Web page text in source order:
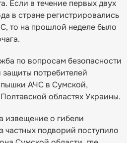
Если в течение первых двух
в стране регистрировались
то на прошлой неделе было
по вопросам безопасности
потребителей
АЧС в Сумской,
областях Украины.
извещение о гибели
частных подворий поступило